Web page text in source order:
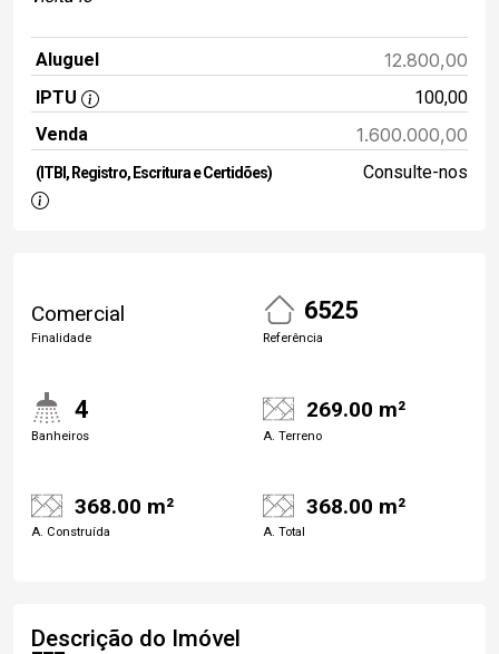
Aluguel 12.800,00
IPTU
100,00
Venda
1.600.000,00
(ITBI, Registro, Escritura e Certidões) Consulte-nos
Comercial
Finalidade
6525
Referência
4
Banheiros
269.00 m²
A. Terreno
368.00 m²
A. Construída
368.00 m²
A. Total
Descrição do Imóvel